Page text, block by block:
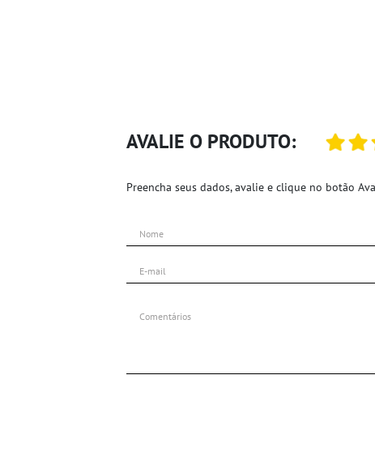
AVALIE O PRODUTO:
Preencha seus dados, avalie e clique no botão